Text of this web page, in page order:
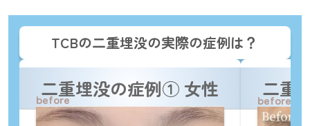
TCBの二重埋没の実際の症例は？
二重埋没の症例① 女性
before 二重
before